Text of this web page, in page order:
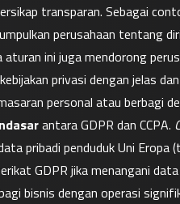
transparan. Sebagai
perusahaan tentang
privasi dengan jelas
personal atau berbagi
antara GDPR dan CCPA.
pribadi penduduk Uni Eropa
GDPR jika menangani
bisnis dengan operasi